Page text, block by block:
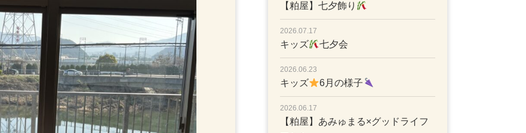
【粕屋】七夕飾り
2026.07.17
キッズ 七夕会
2026.06.23
キッズ 6月の様子
2026.06.17
【粕屋】あみゅまる×グッドライフ